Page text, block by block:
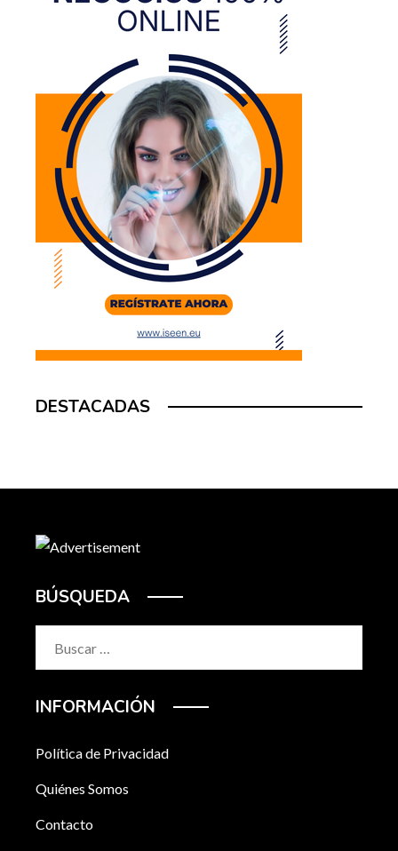
DESTACADAS
BÚSQUEDA
INFORMACIÓN
Política de Privacidad
Quiénes Somos
Contacto